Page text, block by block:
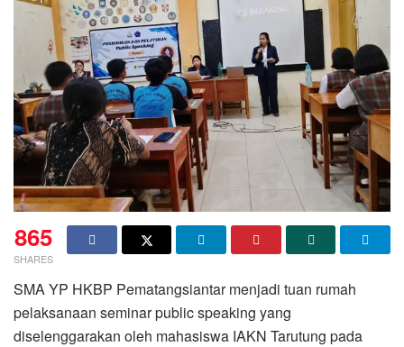
865
SHARES
SMA YP HKBP Pematangsiantar menjadi tuan rumah
pelaksanaan seminar public speaking yang
diselenggarakan oleh mahasiswa IAKN Tarutung pada